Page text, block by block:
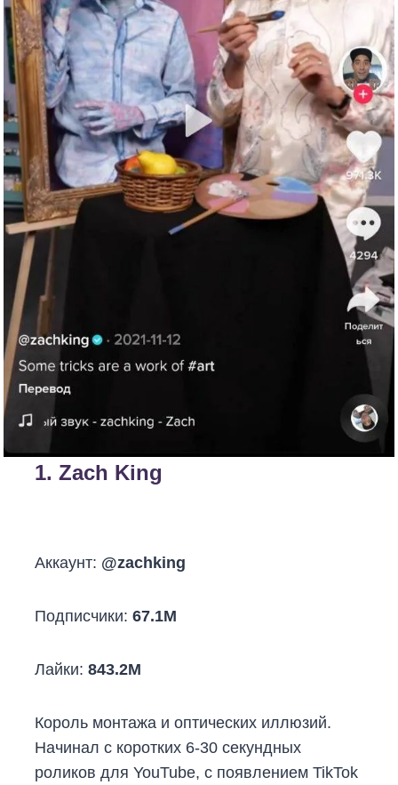
1. Zach King
Аккаунт: @zachking
Подписчики:67.1M
Лайки:843.2M
Король монтажа и оптических иллюзий.
Начинал с коротких 6-30 секундных
роликов для YouTube, с появлением TikTok